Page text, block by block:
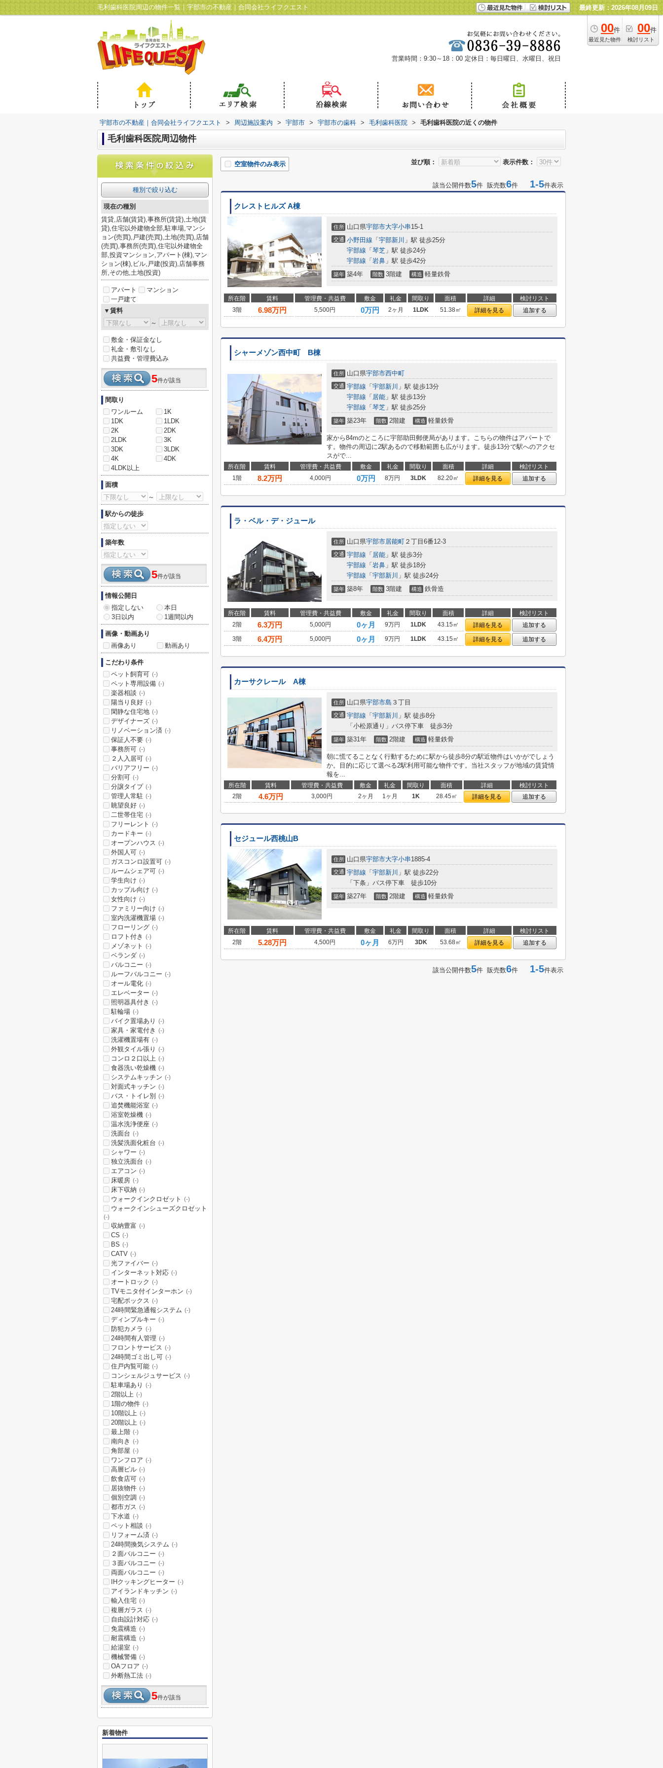
毛利歯科医院周辺の物件一覧｜宇部市の不動産｜合同会社ライフクエスト 最終更新：2026年08月09日
00件
最近見た物件
00件
検討リスト
営業時間：9:30～18：00 定休日：毎日曜日、水曜日、祝日
宇部市の不動産｜合同会社ライフクエスト > 周辺施設案内 > 宇部市 > 宇部市の歯科 > 毛利歯科医院 > 毛利歯科医院の近くの物件
毛利歯科医院周辺物件
並び順： 表示件数：
空室物件のみ表示
該当公開件数5件 販売数6件 1-5件表示
クレストヒルズ A棟
住所 山口県宇部市大字小串15-1
交通 小野田線 「 宇部新川 」駅 徒歩25分
宇部線 「 琴芝 」駅 徒歩24分
宇部線 「 岩鼻 」駅 徒歩42分
築年 築4年 階数 3階建 構造 軽量鉄骨
所在階 賃料 管理費・共益費 敷金 礼金 間取り 面積 詳細
検討リスト
3階
6.98万円 5,500円 0万円 2ヶ月 1LDK 51.38㎡ 詳細を見る 追加する
シャーメゾン西中町 B棟
住所 山口県宇部市西中町
交通 宇部線 「 宇部新川 」駅 徒歩13分
宇部線 「 居能 」駅 徒歩13分
宇部線 「 琴芝 」駅 徒歩25分
築年 築23年 階数 2階建 構造 軽量鉄骨
家から84mのところに宇部助田郵便局があります。こちらの物件はアパートで
す。物件の周辺に2駅あるので移動範囲も広がります。徒歩13分で駅へのアクセ
スがで...
所在階 賃料 管理費・共益費 敷金 礼金 間取り 面積 詳細
検討リスト
1階
8.2万円 4,000円 0万円 8万円 3LDK 82.20㎡ 詳細を見る 追加する
ラ・ベル・デ・ジュール
住所 山口県宇部市居能町 ２丁目6番12-3
交通 宇部線 「 居能 」駅 徒歩3分
宇部線 「 岩鼻 」駅 徒歩18分
宇部線 「 宇部新川 」駅 徒歩24分
築年 築8年 階数 3階建 構造 鉄骨造
所在階 賃料 管理費・共益費 敷金 礼金 間取り 面積 詳細
検討リスト
2階
6.3万円 5,000円 0ヶ月 9万円 1LDK 43.15㎡ 詳細を見る
追加する
3階
6.4万円 5,000円 0ヶ月 9万円 1LDK 43.15㎡ 詳細を見る 追加する
カーサクレール A棟
住所 山口県宇部市島 ３丁目
交通 宇部線 「 宇部新川 」駅 徒歩8分
「小松原通り」バス停下車 徒歩3分
築年 築31年 階数 2階建 構造 軽量鉄骨
朝に慌てることなく行動するために駅から徒歩8分の駅近物件はいかがでしょう
か。目的に応じて選べる2駅利用可能な物件です。当社スタッフが地域の賃貸情
報を...
所在階 賃料 管理費・共益費 敷金 礼金 間取り 面積 詳細
検討リスト
2階
4.6万円 3,000円 2ヶ月 1ヶ月 1K 28.45㎡ 詳細を見る 追加する
セジュール西桃山B
住所 山口県宇部市大字小串1885-4
交通 宇部線 「 宇部新川 」駅 徒歩22分
「下条」バス停下車 徒歩10分
築年 築27年 階数 2階建 構造 軽量鉄骨
所在階 賃料 管理費・共益費 敷金 礼金 間取り 面積 詳細
検討リスト
2階
5.28万円 4,500円 0ヶ月 6万円 3DK 53.68㎡ 詳細を見る 追加する
該当公開件数5件 販売数6件 1-5件表示
種別で絞り込む
現在の種別
賃貸,店舗(賃貸),事務所(賃貸),土地(賃
貸),住宅以外建物全部,駐車場,マンシ
ョン(売買),戸建(売買),土地(売買),店舗
(売買),事務所(売買),住宅以外建物全
部,投資マンション,アパート(棟),マン
ション(棟),ビル,戸建(投資),店舗事務
所,その他,土地(投資)
アパート
マンション
一戸建て
▼賃料
～
敷金・保証金なし
礼金・敷引なし
共益費・管理費込み
5件が該当
間取り
ワンルーム
1K
1DK
1LDK
2K
2DK
2LDK
3K
3DK
3LDK
4K
4DK
4LDK以上
面積
～
駅からの徒歩
築年数
5件が該当
情報公開日
指定しない
本日
3日以内
1週間以内
画像・動画あり
画像あり
動画あり
こだわり条件
ペット飼育可 (-)
ペット専用設備 (-)
楽器相談 (-)
陽当り良好 (-)
閑静な住宅地 (-)
デザイナーズ (-)
リノベーション済 (-)
保証人不要 (-)
事務所可 (-)
２人入居可 (-)
バリアフリー (-)
分割可 (-)
分譲タイプ (-)
管理人常駐 (-)
眺望良好 (-)
二世帯住宅 (-)
フリーレント (-)
カードキー (-)
オープンハウス (-)
外国人可 (-)
ガスコンロ設置可 (-)
ルームシェア可 (-)
学生向け (-)
カップル向け (-)
女性向け (-)
ファミリー向け (-)
室内洗濯機置場 (-)
フローリング (-)
ロフト付き (-)
メゾネット (-)
ベランダ (-)
バルコニー (-)
ルーフバルコニー (-)
オール電化 (-)
エレベーター (-)
照明器具付き (-)
駐輪場 (-)
バイク置場あり (-)
家具・家電付き (-)
洗濯機置場有 (-)
外観タイル張り (-)
コンロ２口以上 (-)
食器洗い乾燥機 (-)
システムキッチン (-)
対面式キッチン (-)
バス・トイレ別 (-)
追焚機能浴室 (-)
浴室乾燥機 (-)
温水洗浄便座 (-)
洗面台 (-)
洗髪洗面化粧台 (-)
シャワー (-)
独立洗面台 (-)
エアコン (-)
床暖房 (-)
床下収納 (-)
ウォークインクロゼット (-)
ウォークインシューズクロゼット
(-)
収納豊富 (-)
CS (-)
BS (-)
CATV (-)
光ファイバー (-)
インターネット対応 (-)
オートロック (-)
TVモニタ付インターホン (-)
宅配ボックス (-)
24時間緊急通報システム (-)
ディンプルキー (-)
防犯カメラ (-)
24時間有人管理 (-)
フロントサービス (-)
24時間ゴミ出し可 (-)
住戸内覧可能 (-)
コンシェルジュサービス (-)
駐車場あり (-)
2階以上 (-)
1階の物件 (-)
10階以上 (-)
20階以上 (-)
最上階 (-)
南向き (-)
角部屋 (-)
ワンフロア (-)
高層ビル (-)
飲食店可 (-)
居抜物件 (-)
個別空調 (-)
都市ガス (-)
下水道 (-)
ペット相談 (-)
リフォーム済 (-)
24時間換気システム (-)
２面バルコニー (-)
３面バルコニー (-)
両面バルコニー (-)
IHクッキングヒーター (-)
アイランドキッチン (-)
輸入住宅 (-)
複層ガラス (-)
自由設計対応 (-)
免震構造 (-)
耐震構造 (-)
給湯室 (-)
機械警備 (-)
OAフロア (-)
外断熱工法 (-)
5件が該当
新着物件